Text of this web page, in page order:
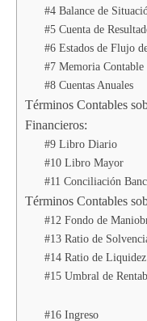
#4 Balance de
#5 Cuenta de
#6 Estados de Flujo
#7 Memoria Contable
#8 Cuentas Anuales
Términos Contables
Financieros:
#9 Libro Diario
#10 Libro Mayor
#11 Conciliación
Términos Contables
#12 Fondo de
#13 Ratio de
#14 Ratio de Liquidez
#15 Umbral de
#16 Ingreso